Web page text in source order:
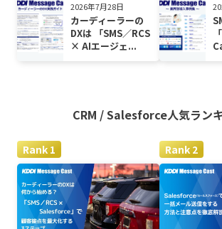
2026年7月28日
カーディーラーの
DXは 「SMS／RCS
× AIエージェ...
CRM / Salesforce人気ラン